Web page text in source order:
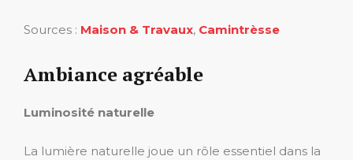
Sources : Maison & Travaux, Camintrèsse
Ambiance agréable
Luminosité naturelle
La lumière naturelle joue un rôle essentiel dans la